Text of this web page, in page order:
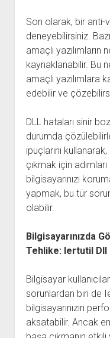
Son olarak, bir anti-
deneyebilirsiniz.
amaçlı
kaynaklanabilir. Bu
amaçlı yazılımlara
edebilir ve
DLL hataları sinir
durumda
ipuçlarını
çıkmak için
bilgisayarınızı
yapmak, bu tür
olabilir.
Bilgisayarınızda
Tehlike: Iertutil Dll
Bilgisayar
sorunlardan biri de
bilgisayarınızın
aksatabilir. Ancak